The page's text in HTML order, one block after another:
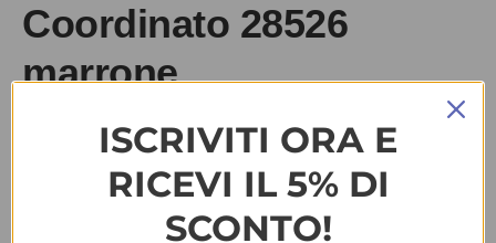
Coordinato 28526
marrone
€50.00
€25.00
ISCRIVITI ORA E
RICEVI IL 5% DI
SCONTO!